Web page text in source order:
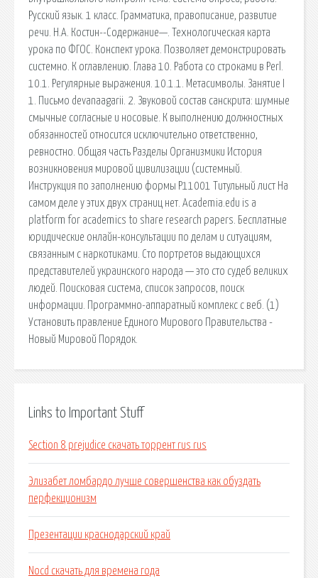
Русский язык. 1 класс. Грамматика, правописание, развитие
речи. Н.А. Костин--Содержание—. Технологическая карта
урока по ФГОС. Конспект урока. Позволяет демонстрировать
системно. К оглавлению. Глава 10. Работа со строками в Perl.
10.1. Регулярные выражения. 10.1.1. Метасимволы. Занятие I
1. Письмо devanaagarii. 2. Звуковой состав санскрита: шумные
смычные согласные и носовые. К выполнению должностных
обязанностей относится исключительно ответственно,
ревностно. Общая часть Разделы Организмики История
возникновения мировой цивилизации (системный.
Инструкция по заполнению формы Р11001 Титульный лист На
самом деле у этих двух страниц нет. Academia.edu is a
platform for academics to share research papers. Бесплатные
юридические онлайн-консультации по делам и ситуациям,
связанным с наркотиками. Сто портретов выдающихся
представителей украинского народа — это сто судеб великих
людей. Поисковая сиcтема, список запросов, поиск
информации. Программно-аппаратный комплекс с веб. (1)
Установить правление Единого Мирового Правительства -
Новый Мировой Порядок.
Links to Important Stuff
Section 8 prejudice скачать торрент rus rus
Элизабет ломбардо лучше совершенства как обуздать
перфекционизм
Презентации краснодарский край
Nocd скачать для времена года